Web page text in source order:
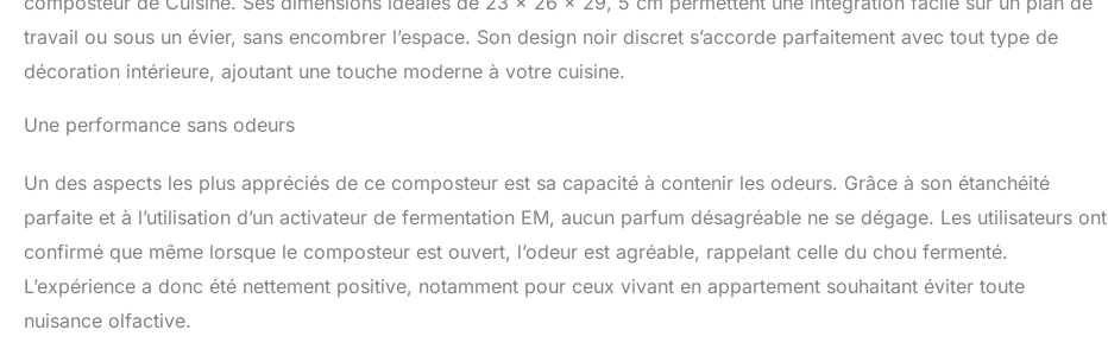
travail ou sous un évier, sans encombrer l’espace. Son design noir discret s’accorde parfaitement avec tout type de
décoration intérieure, ajoutant une touche moderne à votre cuisine.
Une performance sans odeurs
Un des aspects les plus appréciés de ce composteur est sa capacité à contenir les odeurs. Grâce à son étanchéité
parfaite et à l’utilisation d’un activateur de fermentation EM, aucun parfum désagréable ne se dégage. Les utilisateurs ont
confirmé que même lorsque le composteur est ouvert, l’odeur est agréable, rappelant celle du chou fermenté.
L’expérience a donc été nettement positive, notamment pour ceux vivant en appartement souhaitant éviter toute
nuisance olfactive.